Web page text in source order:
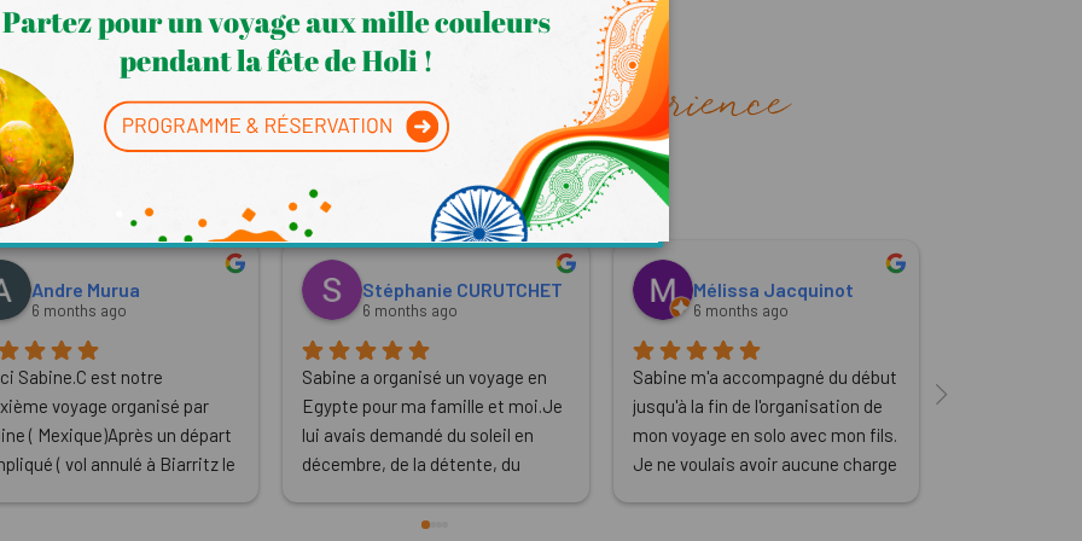
et partagent leur expérience
Andre Murua
6 months ago
Sabine.C est notre
voyage organisé par
( Mexique)Après un départ
( vol annulé à Biarritz le
Stéphanie CURUTCHET
6 months ago
Sabine a organisé un voyage en
Egypte pour ma famille et moi.Je
lui avais demandé du soleil en
décembre, de la détente, du
de réaliser un voyage
Mélissa Jacquinot
6 months ago
Sabine m'a accompagné du début
jusqu'à la fin de l'organisation de
mon voyage en solo avec mon fils.
Je ne voulais avoir aucune charge